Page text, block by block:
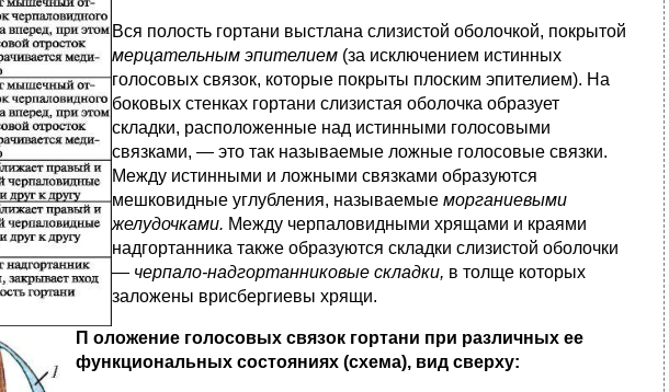
Вся полость гортани выстлана слизистой оболочкой, покрытой
мерцательным эпителием (за исключением истинных
голосовых связок, которые покрыты плоским эпителием). На
боковых стенках гортани слизистая оболочка образует
складки, расположенные над истинными голосовыми
связками, — это так называемые ложные голосовые связки.
Между истинными и ложными связками образуются
мешковидные углубления, называемые морганиевыми
желудочками. Между черпаловидными хрящами и краями
надгортанника также образуются складки слизистой оболочки
— черпало-надгортанниковые складки, в толще которых
заложены врисбергиевы хрящи.
П оложение голосовых связок гортани при различных ее
функциональных состояниях (схема), вид сверху: